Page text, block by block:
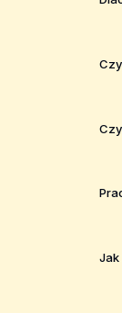
Jak